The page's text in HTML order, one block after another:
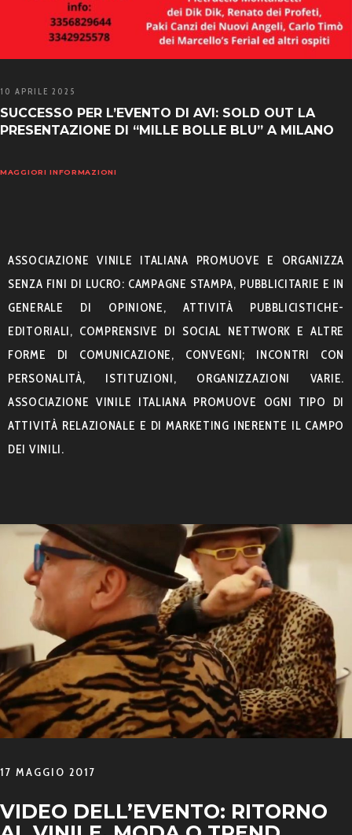
10 APRILE 2025
SUCCESSO PER L’EVENTO DI AVI: SOLD OUT LA
PRESENTAZIONE DI “MILLE BOLLE BLU” A MILANO
MAGGIORI INFORMAZIONI
ASSOCIAZIONE VINILE ITALIANA PROMUOVE E ORGANIZZA
SENZA FINI DI LUCRO: CAMPAGNE STAMPA, PUBBLICITARIE E IN
GENERALE DI OPINIONE, ATTIVITÀ PUBBLICISTICHE-
EDITORIALI, COMPRENSIVE DI SOCIAL NETTWORK E ALTRE
FORME DI COMUNICAZIONE, CONVEGNI; INCONTRI CON
PERSONALITÀ, ISTITUZIONI, ORGANIZZAZIONI VARIE.
ASSOCIAZIONE VINILE ITALIANA PROMUOVE OGNI TIPO DI
ATTIVITÀ RELAZIONALE E DI MARKETING INERENTE IL CAMPO
DEI VINILI.
17 MAGGIO 2017
VIDEO DELL’EVENTO: RITORNO